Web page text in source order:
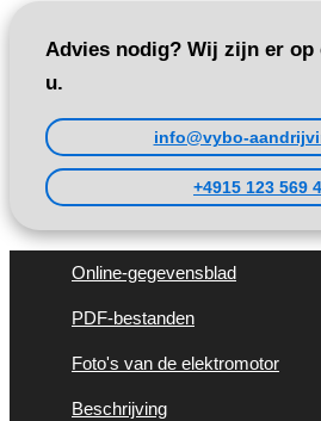
Advies nodig? Wij zijn er op
u.
info@vybo-
+4915 123 569
Online-gegevensblad
PDF-bestanden
Foto's van de elektromotor
Beschrijving